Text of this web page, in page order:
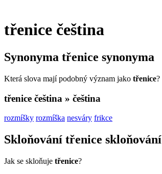
třenice čeština
Synonyma třenice synonyma
Která slova mají podobný význam jako třenice?
třenice čeština » čeština
rozmíšky rozmíška nesváry frikce
Skloňování třenice skloňování
Jak se skloňuje třenice?